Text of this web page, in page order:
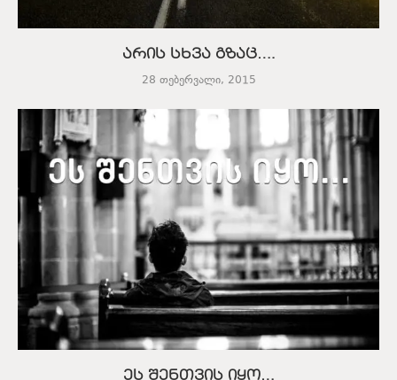
არის სხვა გზაც….
28 თებერვალი, 2015
ეს შენთვის იყო…